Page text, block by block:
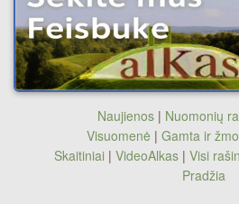
Naujienos| Nuomonių
Visuomenė | Gamta ir
Skaitiniai | VideoAlkas | Visi
Pradžia